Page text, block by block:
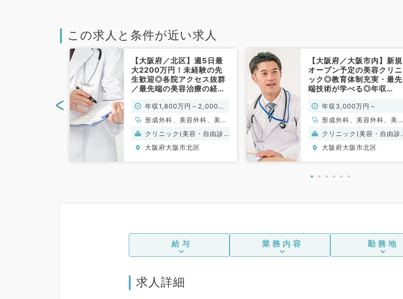
この求人と条件が近い求人
【大阪府／北区】週5日最
大2200万円！未経験の先
生歓迎◎各院アクセス抜群
／最先端の美容治療の経験
♪（美容皮膚科・美容外科
／常勤）
年収1,800万円～2,000万
円
形成外科、美容外科、美容
皮膚科
クリニック(美容・自由診
療）
大阪府大阪市北区
【大阪府／大阪市内】新規
オープン予定の美容クリニ
ック◎教育体制充実・最先
端技術が学べる◎年収
科・美容外科・形成外科／
常勤）
年収3,000万円～
形成外科、美容外科、美容
皮膚科
クリニック(美容・自由診
療）
大阪府大阪市北区
<
給与 業務内容 勤務地
求人詳細